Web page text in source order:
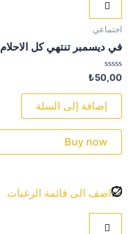
اجتماعي
في ديسمبر تنتهي كل الاحلام
تم
التقييم
0
₺50,00
إضافة إلى السلة
Buy now
اضف الى قائمة الرغبات